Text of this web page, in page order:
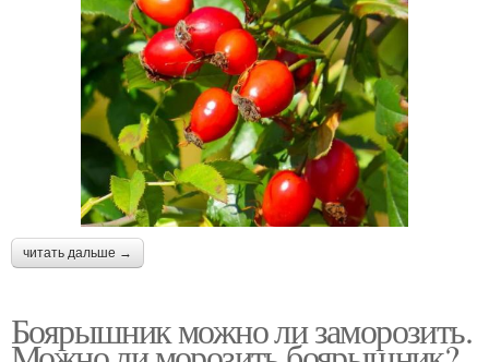
читать дальше →
Боярышник можно ли заморозить.